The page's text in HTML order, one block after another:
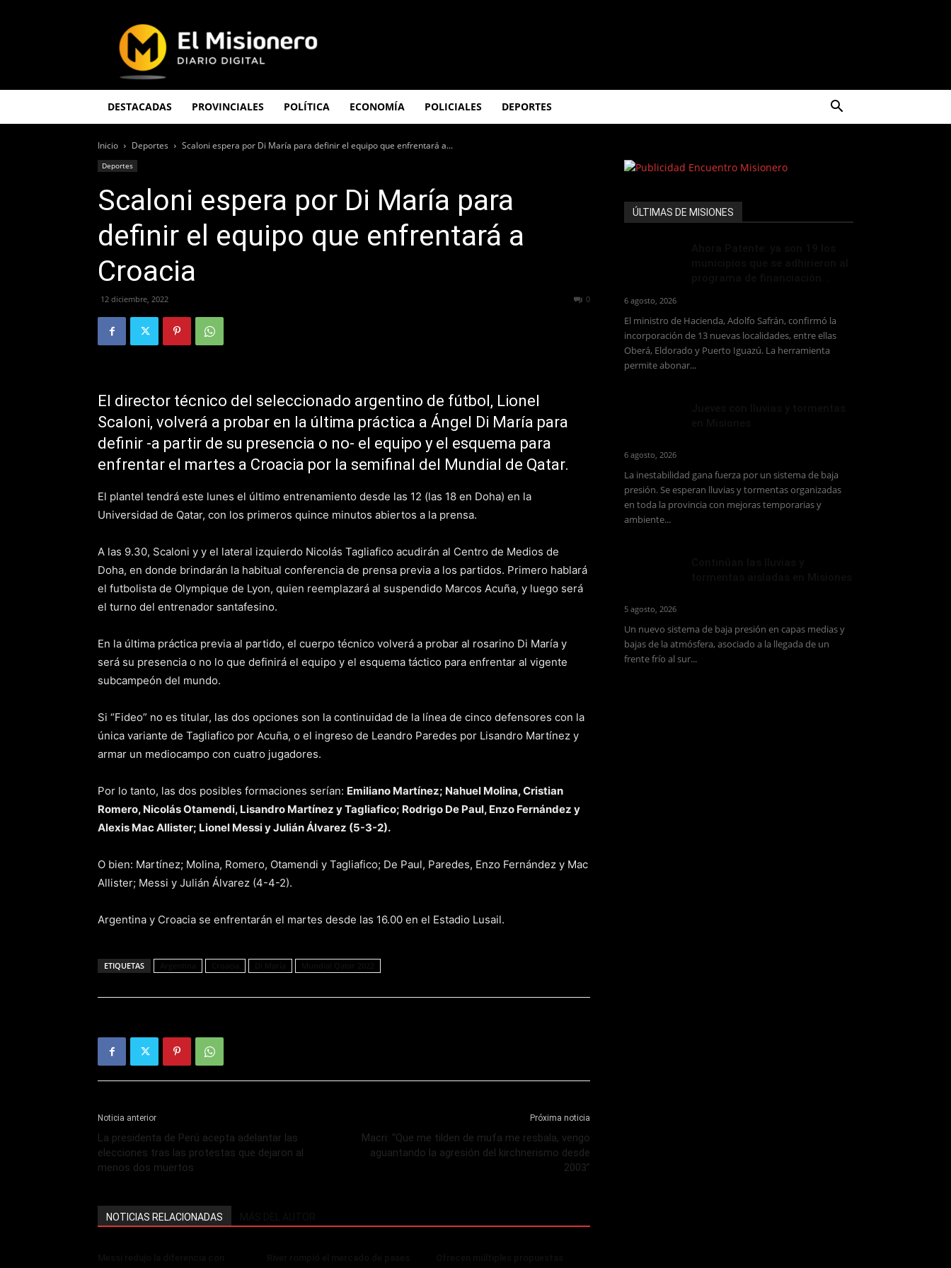
Misionero
DESTACADAS PROVINCIALES POLÍTICA ECONOMÍA POLICIALES DEPORTES
Inicio Deportes Scaloni espera por Di María para definir el equipo que enfrentará a...
Deportes
Scaloni espera por Di María para
definir el equipo que enfrentará a
Croacia
12 diciembre, 2022 0
El director técnico del seleccionado argentino de fútbol, Lionel
Scaloni, volverá a probar en la última práctica a Ángel Di María para
definir -a partir de su presencia o no- el equipo y el esquema para
enfrentar el martes a Croacia por la semifinal del Mundial de Qatar.
El plantel tendrá este lunes el último entrenamiento desde las 12 (las 18 en Doha) en la
Universidad de Qatar, con los primeros quince minutos abiertos a la prensa.
A las 9.30, Scaloni y y el lateral izquierdo Nicolás Tagliafico acudirán al Centro de Medios de
Doha, en donde brindarán la habitual conferencia de prensa previa a los partidos. Primero hablará
el futbolista de Olympique de Lyon, quien reemplazará al suspendido Marcos Acuña, y luego será
el turno del entrenador santafesino.
En la última práctica previa al partido, el cuerpo técnico volverá a probar al rosarino Di María y
será su presencia o no lo que definirá el equipo y el esquema táctico para enfrentar al vigente
subcampeón del mundo.
Si “Fideo” no es titular, las dos opciones son la continuidad de la línea de cinco defensores con la
única variante de Tagliafico por Acuña, o el ingreso de Leandro Paredes por Lisandro Martínez y
armar un mediocampo con cuatro jugadores.
Por lo tanto, las dos posibles formaciones serían: Emiliano Martínez; Nahuel Molina, Cristian
Romero, Nicolás Otamendi, Lisandro Martínez y Tagliafico; Rodrigo De Paul, Enzo Fernández y
Alexis Mac Allister; Lionel Messi y Julián Álvarez (5-3-2).
O bien: Martínez; Molina, Romero, Otamendi y Tagliafico; De Paul, Paredes, Enzo Fernández y Mac
Allister; Messi y Julián Álvarez (4-4-2).
Argentina y Croacia se enfrentarán el martes desde las 16.00 en el Estadio Lusail.
ETIQUETAS
Noticia anterior
La presidenta de Perú acepta adelantar las
elecciones tras las protestas que dejaron al
menos dos muertos
Próxima noticia
Macri: “Que me tilden de mufa me resbala, vengo
aguantando la agresión del kirchnerismo desde
2003”
NOTICIAS RELACIONADAS
ÚLTIMAS DE MISIONES
6 agosto, 2026
El ministro de Hacienda, Adolfo Safrán, confirmó la
incorporación de 13 nuevas localidades, entre ellas
Oberá, Eldorado y Puerto Iguazú. La herramienta
permite abonar...
6 agosto, 2026
La inestabilidad gana fuerza por un sistema de baja
presión. Se esperan lluvias y tormentas organizadas
en toda la provincia con mejoras temporarias y
ambiente...
5 agosto, 2026
Un nuevo sistema de baja presión en capas medias y
bajas de la atmósfera, asociado a la llegada de un
frente frío al sur...